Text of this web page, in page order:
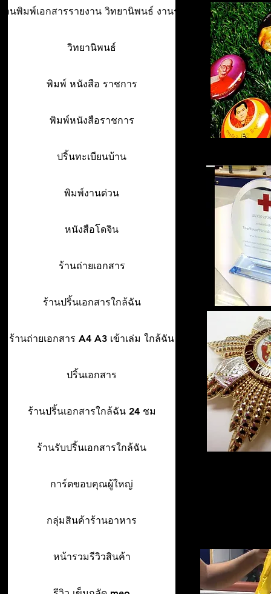
านพิมพ์เอกสารรายงาน วิทยานิพนธ์ งานรา
วิทยานิพนธ์
พิมพ์ หนังสือ ราชการ
พิมพ์หนังสือราชการ
ปริ้นทะเบียนบ้าน
พิมพ์งานด่วน
หนังสือโดจิน
ร้านถ่ายเอกสาร
ร้านปริ้นเอกสารใกล้ฉัน
ร้านถ่ายเอกสาร A4 A3 เข้าเล่ม ใกล้ฉัน
ปริ้นเอกสาร
ร้านปริ้นเอกสารใกล้ฉัน 24 ชม
ร้านรับปริ้นเอกสารใกล้ฉัน
การ์ดขอบคุณผู้ใหญ่
กลุ่มสินค้าร้านอาหาร
หน้ารวมรีวิวสินค้า